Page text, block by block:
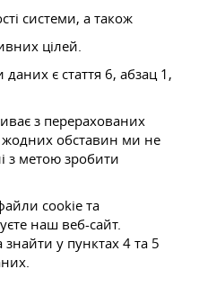
системи, а також
цілей.
є стаття 6, абзац 1,
з перерахованих
обставин ми не
з метою зробити
cookie та
наш веб-сайт.
у пунктах 4 та 5